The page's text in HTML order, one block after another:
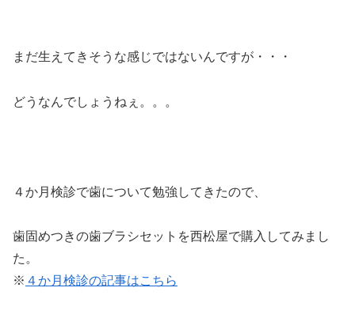
まだ生えてきそうな感じではないんですが・・・
どうなんでしょうねぇ。。。
４か月検診で歯について勉強してきたので、
歯固めつきの歯ブラシセットを西松屋で購入してみまし
た。
※ ４か月検診の記事はこちら